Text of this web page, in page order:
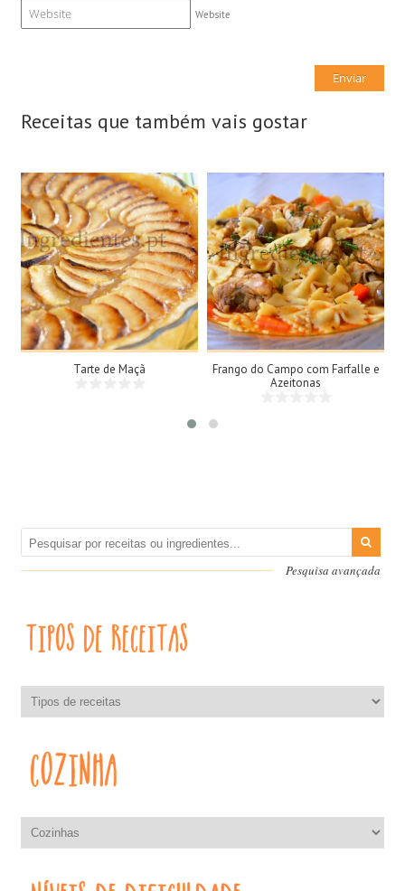
Website
Receitas que também vais gostar
8 Doses
8 Pessoas
45Min
Tarte de Maçã
4 Doses
4 Pessoas
60Min
Frango do Campo com Farfalle e
Azeitonas
Pesquisa avançada